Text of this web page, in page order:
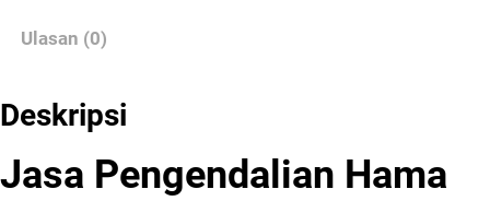
Ulasan (0)
Deskripsi
Jasa Pengendalian Hama